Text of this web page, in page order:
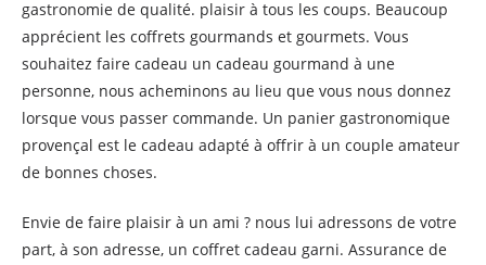
gastronomie de qualité. plaisir à tous les coups. Beaucoup
apprécient les coffrets gourmands et gourmets. Vous
souhaitez faire cadeau un cadeau gourmand à une
personne, nous acheminons au lieu que vous nous donnez
lorsque vous passer commande. Un panier gastronomique
provençal est le cadeau adapté à offrir à un couple amateur
de bonnes choses.
Envie de faire plaisir à un ami ? nous lui adressons de votre
part, à son adresse, un coffret cadeau garni. Assurance de